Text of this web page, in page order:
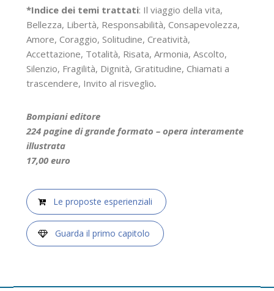
*Indice dei temi trattati: Il viaggio della vita,
Bellezza, Libertà, Responsabilità, Consapevolezza,
Amore, Coraggio, Solitudine, Creatività,
Accettazione, Totalità, Risata, Armonia, Ascolto,
Silenzio, Fragilità, Dignità, Gratitudine, Chiamati a
trascendere, Invito al risveglio.
Bompiani editore
224 pagine di grande formato – opera interamente
illustrata
17,00 euro
Le proposte esperienziali
Guarda il primo capitolo